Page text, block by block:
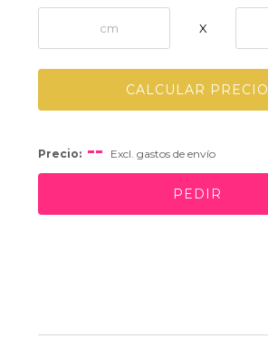
X
CALCULAR PRECIO
Precio: -- Excl. gastos de envío
PEDIR